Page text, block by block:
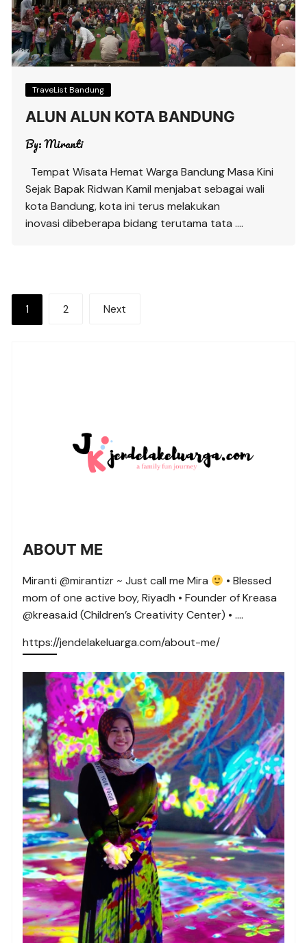
TraveList Bandung
ALUN ALUN KOTA BANDUNG
By:Miranti
Tempat Wisata Hemat Warga Bandung Masa Kini
Sejak Bapak Ridwan Kamil menjabat sebagai wali
kota Bandung, kota ini terus melakukan
inovasi dibeberapa bidang terutama tata ….
Posts
1 2 Next
ABOUT ME
Miranti @mirantizr ~ Just call me Mira
• Blessed
mom of one active boy, Riyadh • Founder of Kreasa
@kreasa.id (Children’s Creativity Center) • ….
https://jendelakeluarga.com/about-me/